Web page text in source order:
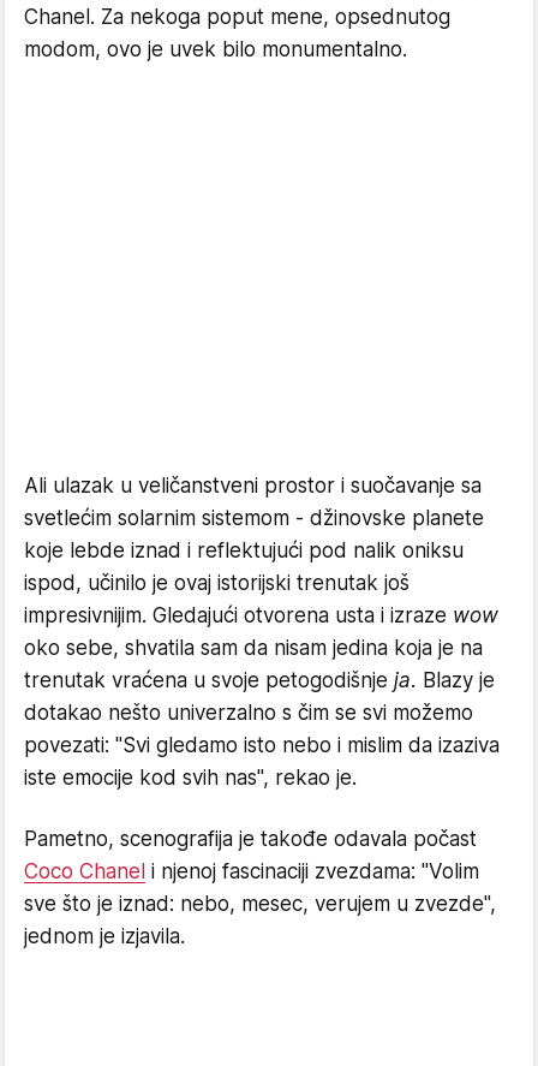
Chanel. Za nekoga poput mene, opsednutog
modom, ovo je uvek bilo monumentalno.
Ali ulazak u veličanstveni prostor i suočavanje sa
svetlećim solarnim sistemom - džinovske planete
koje lebde iznad i reflektujući pod nalik oniksu
ispod, učinilo je ovaj istorijski trenutak još
impresivnijim. Gledajući otvorena usta i izraze wow
oko sebe, shvatila sam da nisam jedina koja je na
trenutak vraćena u svoje petogodišnje ja. Blazy je
dotakao nešto univerzalno s čim se svi možemo
povezati: "Svi gledamo isto nebo i mislim da izaziva
iste emocije kod svih nas", rekao je.
Pametno, scenografija je takođe odavala počast
Coco Chanel i njenoj fascinaciji zvezdama: "Volim
sve što je iznad: nebo, mesec, verujem u zvezde",
jednom je izjavila.